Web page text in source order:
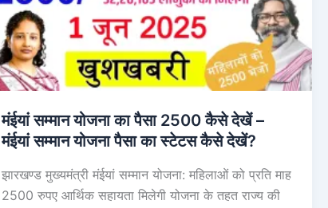
मंईयां सम्मान योजना का पैसा 2500 कैसे देखें –
मंईयां सम्मान योजना पैसा का स्टेटस कैसे देखें?
झारखण्ड मुख्यमंत्री मंईयां सम्मान योजना: महिलाओं को प्रति माह
2500 रुपए आर्थिक सहायता मिलेगी योजना के तहत राज्य की